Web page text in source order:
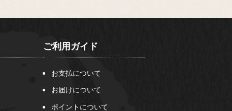
ご利用ガイド
お支払について
お届けについて
ポイントについて